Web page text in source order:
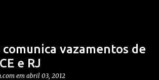
vazamentos de
e RJ
em abril 03, 2012